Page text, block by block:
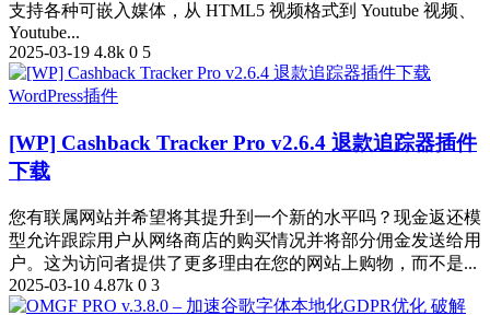
支持各种可嵌入媒体，从 HTML5 视频格式到 Youtube 视频、
Youtube...
2025-03-19 4.8k 0 5
WordPress插件
[WP] Cashback Tracker Pro v2.6.4 退款追踪器插件
下载
您有联属网站并希望将其提升到一个新的水平吗？现金返还模
型允许跟踪用户从网络商店的购买情况并将部分佣金发送给用
户。这为访问者提供了更多理由在您的网站上购物，而不是...
2025-03-10 4.87k 0 3